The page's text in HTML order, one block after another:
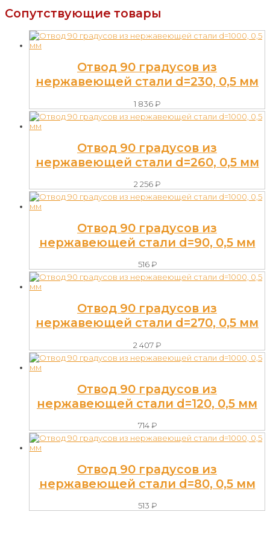
Сопутствующие товары
Отвод 90 градусов из
нержавеющей стали d=230, 0,5 мм
1 836₽
Отвод 90 градусов из
нержавеющей стали d=260, 0,5 мм
2 256₽
Отвод 90 градусов из
нержавеющей стали d=90, 0,5 мм
516₽
Отвод 90 градусов из
нержавеющей стали d=270, 0,5 мм
2 407₽
Отвод 90 градусов из
нержавеющей стали d=120, 0,5 мм
714₽
Отвод 90 градусов из
нержавеющей стали d=80, 0,5 мм
513 ₽